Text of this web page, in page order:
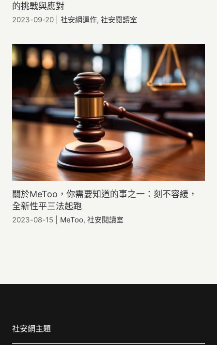
的挑戰與應對
2023-09-20 社安網運作,社安閱讀室
關於MeToo，你需要知道的事之一：刻不容緩，
全新性平三法起跑
2023-08-15 MeToo,社安閱讀室
社安網主題